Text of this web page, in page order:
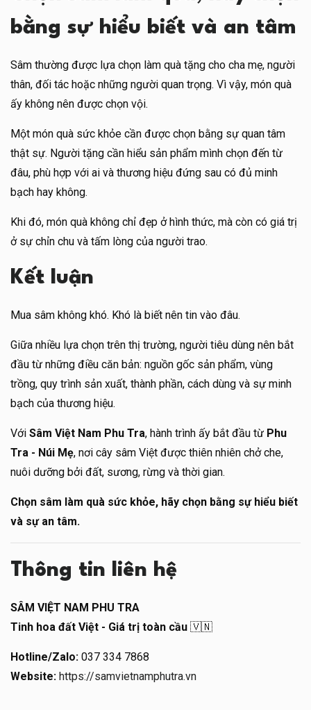
bằng sự hiểu biết và an tâm
Sâm thường được lựa chọn làm quà tặng cho cha mẹ, người
thân, đối tác hoặc những người quan trọng. Vì vậy, món quà
ấy không nên được chọn vội.
Một món quà sức khỏe cần được chọn bằng sự quan tâm
thật sự. Người tặng cần hiểu sản phẩm mình chọn đến từ
đâu, phù hợp với ai và thương hiệu đứng sau có đủ minh
bạch hay không.
Khi đó, món quà không chỉ đẹp ở hình thức, mà còn có giá trị
ở sự chỉn chu và tấm lòng của người trao.
Kết luận
Mua sâm không khó. Khó là biết nên tin vào đâu.
Giữa nhiều lựa chọn trên thị trường, người tiêu dùng nên bắt
đầu từ những điều căn bản: nguồn gốc sản phẩm, vùng
trồng, quy trình sản xuất, thành phần, cách dùng và sự minh
bạch của thương hiệu.
Với Sâm Việt Nam Phu Tra, hành trình ấy bắt đầu từ Phu
Tra - Núi Mẹ, nơi cây sâm Việt được thiên nhiên chở che,
nuôi dưỡng bởi đất, sương, rừng và thời gian.
Chọn sâm làm quà sức khỏe, hãy chọn bằng sự hiểu biết
và sự an tâm.
Thông tin liên hệ
SÂM VIỆT NAM PHU TRA
Tinh hoa đất Việt - Giá trị toàn cầu 🇻🇳
Hotline/Zalo: 037 334 7868
Website: https://samvietnamphutra.vn